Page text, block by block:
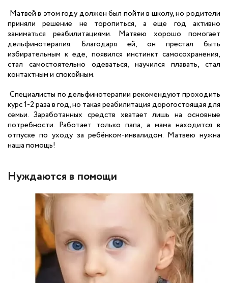
Матвей в этом году должен был пойти в школу, но родители
приняли решение не торопиться, а еще год активно
заниматься реабилитациями. Матвею хорошо помогает
дельфинотерапия. Благодаря ей, он престал быть
избирательным к еде, появился инстинкт самосохранения,
стал самостоятельно одеваться, научился плавать, стал
контактным и спокойным.
Специалисты по дельфинотерапии рекомендуют проходить
курс 1-2 раза в год, но такая реабилитация дорогостоящая для
семьи. Заработанных средств хватает лишь на основные
потребности. Работает только папа, а мама находится в
отпуске по уходу за ребёнком-инвалидом. Матвею нужна
наша помощь!
Нуждаются в помощи